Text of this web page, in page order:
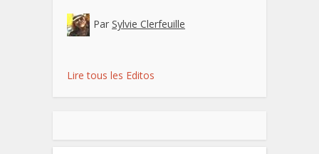
Par Sylvie Clerfeuille
Lire tous les Editos